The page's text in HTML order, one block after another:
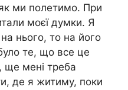
ми полетимо. При
моєї думки. Я
нього, то на його
те, що все це
ще мені треба
де я житиму, поки